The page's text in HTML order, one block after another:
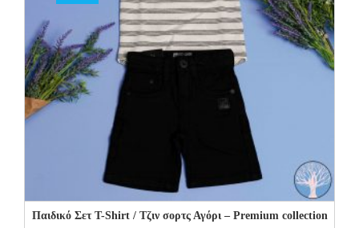
Παιδικό Σετ T-Shirt / Τζιν σορτς Αγόρι – Premium collection